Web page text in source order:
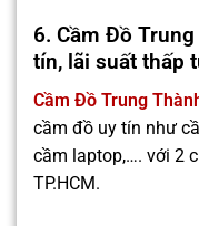
6. Cầm Đồ
tín, lãi suất thấp
Cầm Đồ Trung
cầm đồ uy tín như
cầm laptop,…. với 2
TP.HCM.